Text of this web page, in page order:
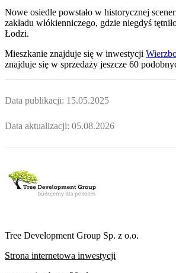
Nowe osiedle powstało w historycznej
zakładu włókienniczego, gdzie niegdyś
Łodzi.
Mieszkanie znajduje się w inwestycji
znajduje się w sprzedaży jeszcze 60
Data publikacji: 15.05.2025
Data aktualizacji: 05.08.2026
Tree Development Group Sp. z o.o.
Strona internetowa inwestycji